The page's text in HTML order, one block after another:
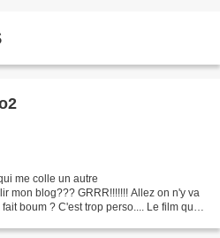
me colle un autre
mon blog??? GRRR!!!!!!! Allez on n'y va
boum ? C'est trop perso.... Le film qui